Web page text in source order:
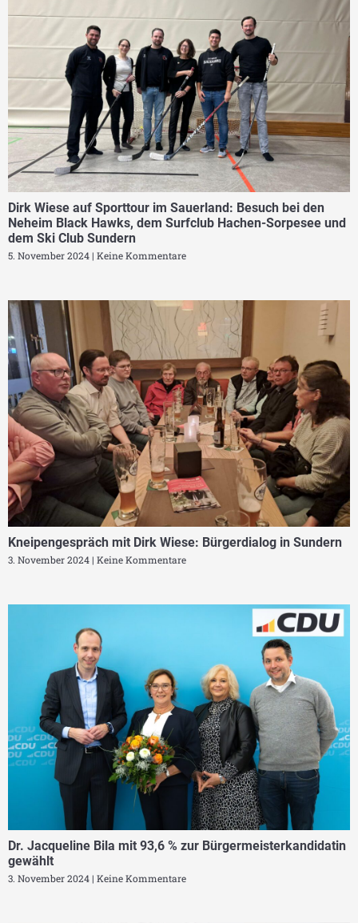
Dirk Wiese auf Sporttour im Sauerland: Besuch bei den
Neheim Black Hawks, dem Surfclub Hachen-Sorpesee und
dem Ski Club Sundern
5. November 2024 Keine Kommentare
Kneipengespräch mit Dirk Wiese: Bürgerdialog in Sundern
3. November 2024 Keine Kommentare
Dr. Jacqueline Bila mit 93,6 % zur Bürgermeisterkandidatin
gewählt
3. November 2024 Keine Kommentare